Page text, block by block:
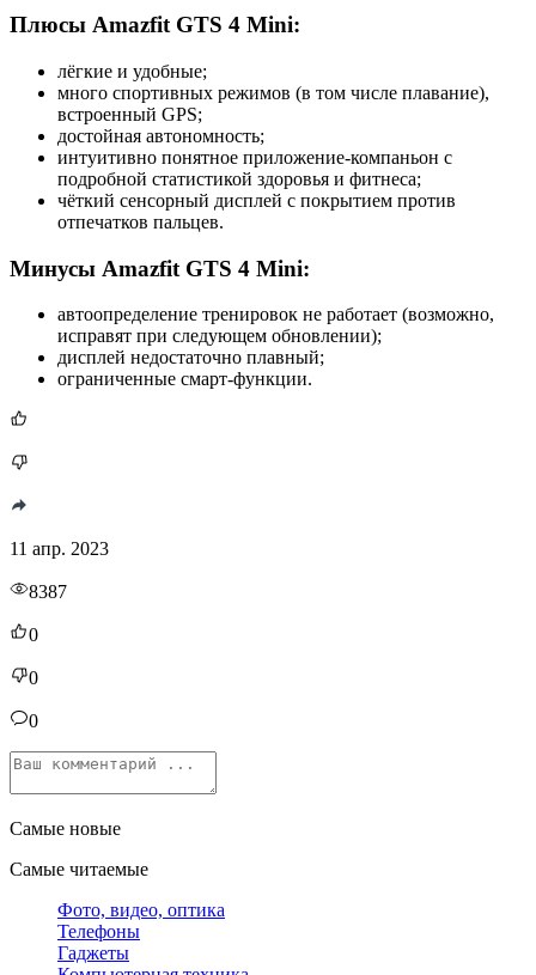
Плюсы Amazfit GTS 4 Mini:
лёгкие и удобные;
много спортивных режимов (в том числе плавание),
встроенный GPS;
достойная автономность;
интуитивно понятное приложение-компаньон с
подробной статистикой здоровья и фитнеса;
чёткий сенсорный дисплей с покрытием против
отпечатков пальцев.
Минусы Amazfit GTS 4 Mini:
автоопределение тренировок не работает (возможно,
исправят при следующем обновлении);
дисплей недостаточно плавный;
ограниченные смарт-функции.
11 апр. 2023
8387
0
0
0
Самые новые
Самые читаемые
Фото, видео, оптика
Телефоны
Гаджеты